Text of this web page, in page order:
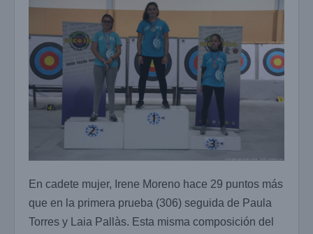
En cadete mujer, Irene Moreno hace 29 puntos más
que en la primera prueba (306) seguida de Paula
Torres y Laia Pallàs. Esta misma composición del